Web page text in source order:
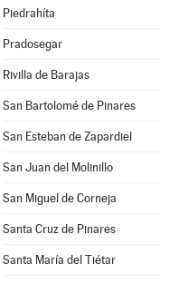
Piedrahíta
Pradosegar
Rivilla de Barajas
San Bartolomé de Pinares
San Esteban de Zapardiel
San Juan del Molinillo
San Miguel de Corneja
Santa Cruz de Pinares
Santa María del Tiétar